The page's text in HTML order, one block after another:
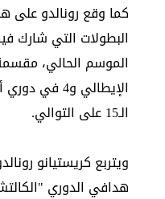
البطولات التي شارك
الإيطالي و4 في